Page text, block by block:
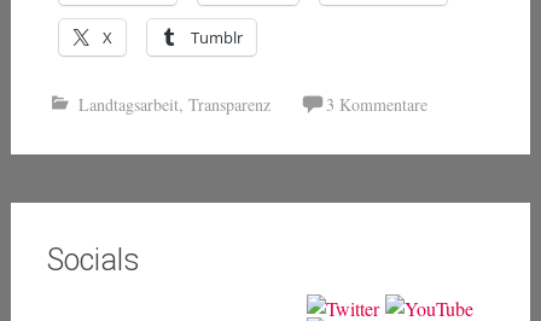
X Tumblr
Landtagsarbeit, Transparenz 3 Kommentare
Socials